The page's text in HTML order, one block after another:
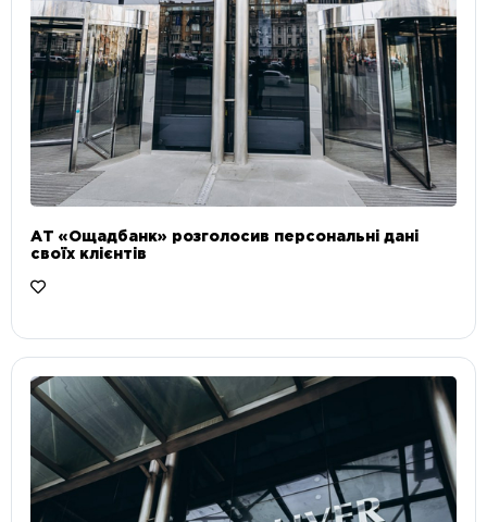
АТ «Ощадбанк» розголосив персональні дані
своїх клієнтів